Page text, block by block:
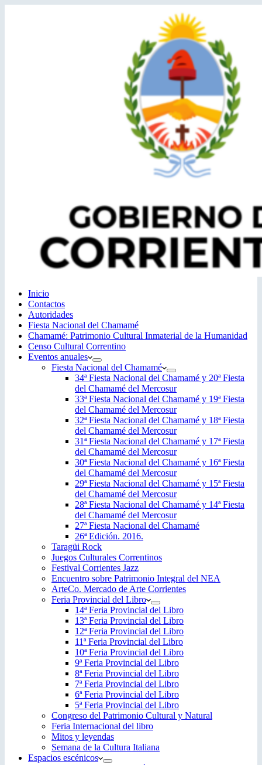
Inicio
Contactos
Autoridades
Fiesta Nacional del Chamamé
Chamamé: Patrimonio Cultural Inmaterial de la Humanidad
Censo Cultural Correntino
Eventos anuales
Fiesta Nacional del Chamamé
34ª Fiesta Nacional del Chamamé y 20ª Fiesta
del Chamamé del Mercosur
33ª Fiesta Nacional del Chamamé y 19ª Fiesta
del Chamamé del Mercosur
32ª Fiesta Nacional del Chamamé y 18ª Fiesta
del Chamamé del Mercosur
31ª Fiesta Nacional del Chamamé y 17ª Fiesta
del Chamamé del Mercosur
30ª Fiesta Nacional del Chamamé y 16ª Fiesta
del Chamamé del Mercosur
29ª Fiesta Nacional del Chamamé y 15ª Fiesta
del Chamamé del Mercosur
28ª Fiesta Nacional del Chamamé y 14ª Fiesta
del Chamamé del Mercosur
27ª Fiesta Nacional del Chamamé
26ª Edición. 2016.
Taragüi Rock
Juegos Culturales Correntinos
Festival Corrientes Jazz
Encuentro sobre Patrimonio Integral del NEA
ArteCo. Mercado de Arte Corrientes
Feria Provincial del Libro
14ª Feria Provincial del Libro
13ª Feria Provincial del Libro
12ª Feria Provincial del Libro
11ª Feria Provincial del Libro
10ª Feria Provincial del Libro
9ª Feria Provincial del Libro
8ª Feria Provincial del Libro
7ª Feria Provincial del Libro
6ª Feria Provincial del Libro
5ª Feria Provincial del Libro
Congreso del Patrimonio Cultural y Natural
Feria Internacional del libro
Mitos y leyendas
Semana de la Cultura Italiana
Espacios escénicos